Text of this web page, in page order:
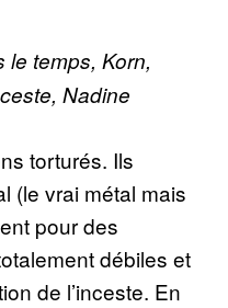
le temps, Korn,
Nadine
torturés. Ils
(le vrai métal mais
pour des
débiles et
de l’inceste. En